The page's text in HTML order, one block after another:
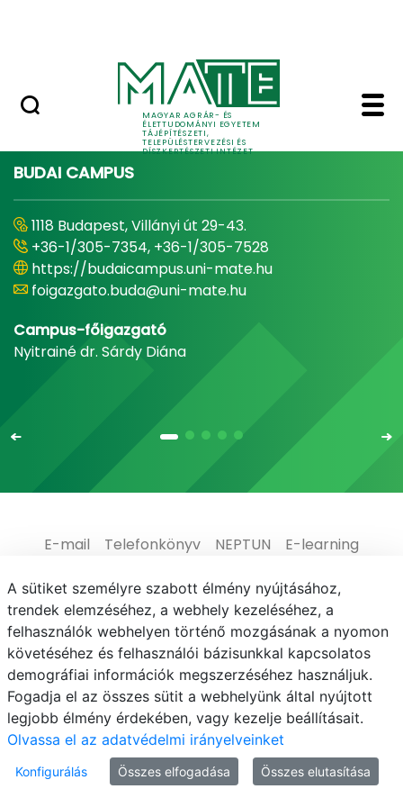
MAGYAR AGRÁR- ÉS
ÉLETTUDOMÁNYI EGYETEM
TÁJÉPÍTÉSZETI,
TELEPÜLÉSTERVEZÉSI ÉS
DÍSZKERTÉSZETI INTÉZET
Home - Tájépítészeti,
BUDAI CAMPUS
1118 Budapest, Villányi út 29-43.
+36-1/305-7354, +36-1/305-7528
https://budaicampus.uni-mate.hu
foigazgato.buda@uni-mate.hu
Campus-főigazgató
Nyitrainé dr. Sárdy Diána
E-mail Telefonkönyv NEPTUN
E-learning
Adatvédelem
© MATE 2021
A sütiket személyre szabott élmény nyújtásához,
trendek elemzéséhez, a webhely kezeléséhez, a
felhasználók webhelyen történő mozgásának a nyomon
követéséhez és felhasználói bázisunkkal kapcsolatos
demográfiai információk megszerzéséhez használjuk.
Fogadja el az összes sütit a webhelyünk által nyújtott
legjobb élmény érdekében, vagy kezelje beállításait.
Olvassa el az adatvédelmi irányelveinket
Konfigurálás Összes elfogadása Összes elutasítása